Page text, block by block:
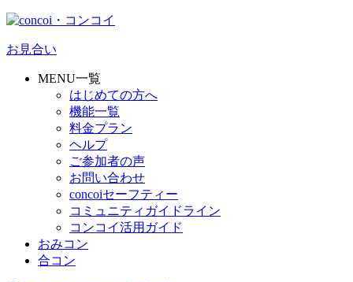
お見合い
MENU一覧
はじめての方へ
機能一覧
料金プラン
ヘルプ
ご参加者の声
お問い合わせ
concoiセーフティー
コミュニティガイドライン
コンコイ活用ガイド
おみコン
合コン